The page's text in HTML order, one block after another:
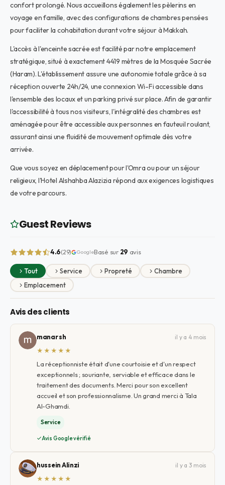
confort prolongé. Nous accueillons également les pèlerins en
voyage en famille, avec des configurations de chambres pensées
pour faciliter la cohabitation durant votre séjour à Makkah.
L'accès à l'enceinte sacrée est facilité par notre emplacement
stratégique, situé à exactement 4419 mètres de la Mosquée Sacrée
(Haram). L'établissement assure une autonomie totale grâce à sa
réception ouverte 24h/24, une connexion Wi-Fi accessible dans
l'ensemble des locaux et un parking privé sur place. Afin de garantir
l'accessibilité à tous nos visiteurs, l'intégralité des chambres est
aménagée pour être accessible aux personnes en fauteuil roulant,
assurant ainsi une fluidité de mouvement optimale dès votre
arrivée.
Que vous soyez en déplacement pour l'Omra ou pour un séjour
religieux, l'Hotel Alshahba Alazizia répond aux exigences logistiques
de votre parcours.
Guest Reviews
4.6(29) GoogleBasé sur 29 avis
Tout Service Propreté
Chambre
Emplacement
Avis des clients
manar sh
il y a 4 mois
★★★★★
La réceptionniste était d'une courtoisie et d'un respect
exceptionnels ; souriante, serviable et efficace dans le
traitement des documents. Merci pour son excellent
accueil et son professionnalisme. Un grand merci à Tala
Al-Ghamdi.
Service
Avis Google vérifié
hussein Alinzi
il y a 3 mois
★★★★★